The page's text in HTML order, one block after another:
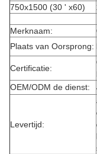
750x1500 (30 ' x60)
Merknaam:
Plaats van Oorsprong:
Certificatie:
OEM/ODM de dienst:
Levertijd: